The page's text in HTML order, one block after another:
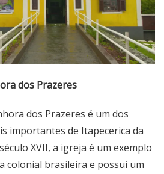
dos Prazeres
dos Prazeres é um dos
importantes de Itapecerica da
XVII, a igreja é um exemplo
colonial brasileira e possui um